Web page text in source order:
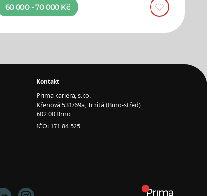
60 000 - 70 000 Kč
Kontakt
Prima kariera, s.r.o.
Křenová 531/69a, Trnitá (Brno-střed)
602 00 Brno
IČO: 171 84 525